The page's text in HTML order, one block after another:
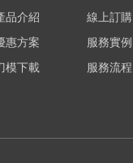
品介紹
惠方案
模下載
線上訂購
服務實例
服務流程